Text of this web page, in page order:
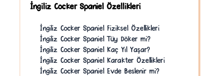
İngiliz Cocker Spaniel Özellikleri
İngiliz Cocker Spaniel Fiziksel Özellikleri
İngiliz Cocker Spaniel Tüy Döker mi?
İngiliz Cocker Spaniel Kaç Yıl Yaşar?
İngiliz Cocker Spaniel Karakter Özellikleri
İngiliz Cocker Spaniel Evde Beslenir mi?